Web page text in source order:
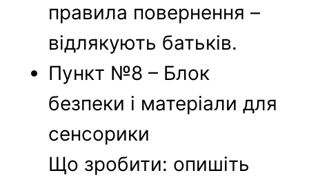
правила повернення –
відлякують батьків.
Пункт №8 – Блок
безпеки і матеріали для
сенсорики
Що зробити: опишіть